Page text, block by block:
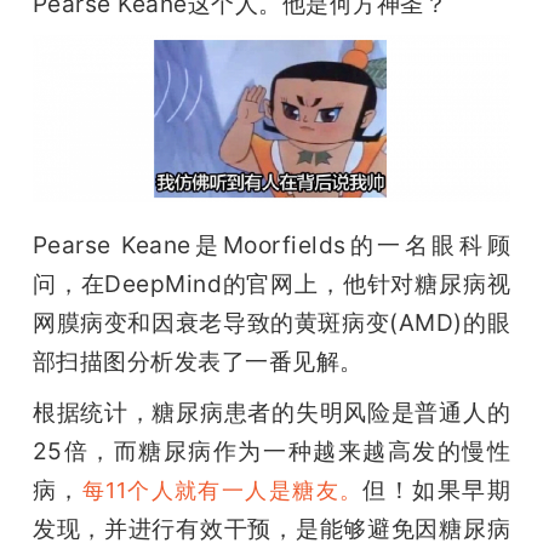
Pearse Keane是Moorfields的一名眼科顾
问，在DeepMind的官网上，他针对糖尿病视
网膜病变和因衰老导致的黄斑病变(AMD)的眼
部扫描图分析发表了一番见解。
根据统计，糖尿病患者的失明风险是普通人的
25倍，而糖尿病作为一种越来越高发的慢性
病， 每11个人就有一人是糖友。但！如果早期
发现，并进行有效干预，是能够避免因糖尿病